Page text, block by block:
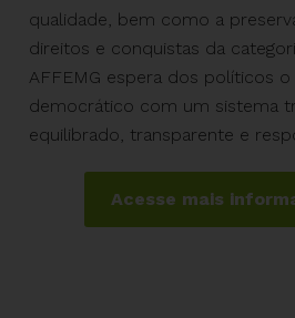
qualidade, bem como a
direitos e conquistas da
AFFEMG espera dos políticos
democrático com um sistema
equilibrado, transparente e
Acesse mais